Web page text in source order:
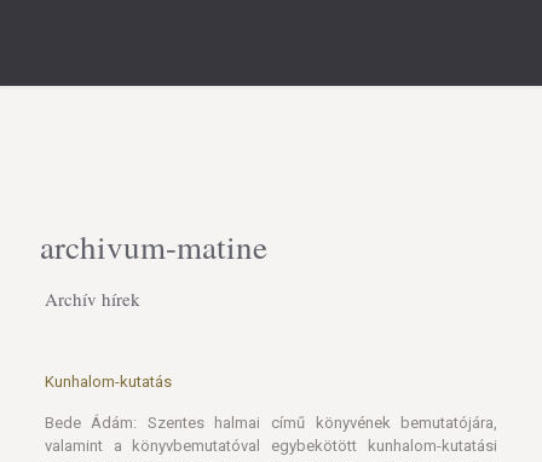
archivum-matine
Archív hírek
Kunhalom-kutatás
Bede Ádám: Szentes halmai című könyvének bemutatójára,
valamint a könyvbemutatóval egybekötött kunhalom-kutatási